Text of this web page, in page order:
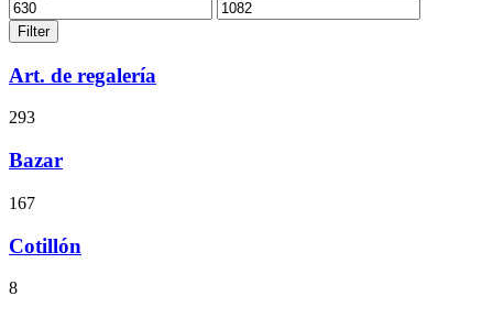
Filter
Art. de regalería
293
Bazar
167
Cotillón
8